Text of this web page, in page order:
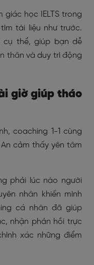
giác học IELTS trong
tài liệu như trước.
cụ thể, giúp bạn dễ
thân và duy trì động
giờ giúp tháo
coaching 1-1 cùng
cảm thấy yên tâm
phải lúc nào người
nhân khiến mình
cá nhân đã giúp
nhận phản hồi trực
xác những điểm